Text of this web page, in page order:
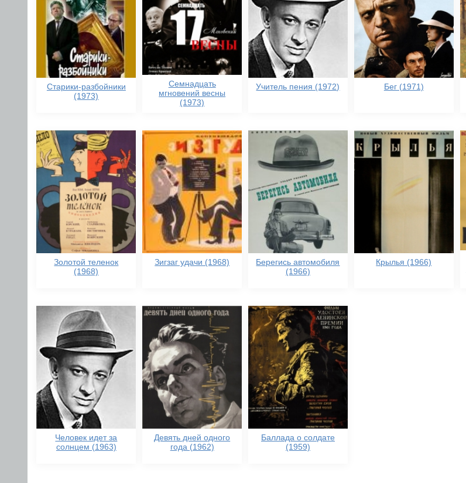
Старики-разбойники
(1973)
Семнадцать
мгновений весны
(1973)
Учитель пения (1972) Бег (1971)
Золотой теленок
(1968)
Зигзаг удачи (1968)
Берегись автомобиля
(1966)
Крылья (1966)
Человек идет за
солнцем (1963)
Девять дней одного
года (1962)
Баллада о солдате
(1959)